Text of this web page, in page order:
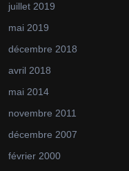
juillet 2019
mai 2019
décembre 2018
avril 2018
mai 2014
novembre 2011
décembre 2007
février 2000